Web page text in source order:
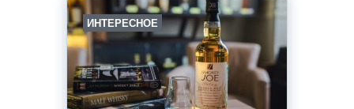
ИНТЕРЕСНОЕ